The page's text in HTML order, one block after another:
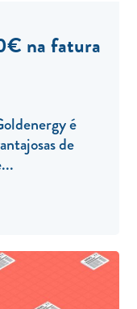
na fatura
é
de